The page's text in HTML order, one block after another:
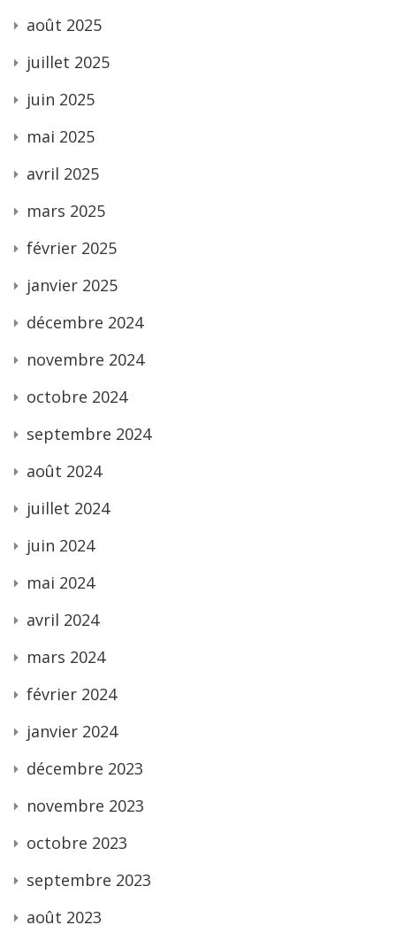
août 2025
juillet 2025
juin 2025
mai 2025
avril 2025
mars 2025
février 2025
janvier 2025
décembre 2024
novembre 2024
octobre 2024
septembre 2024
août 2024
juillet 2024
juin 2024
mai 2024
avril 2024
mars 2024
février 2024
janvier 2024
décembre 2023
novembre 2023
octobre 2023
septembre 2023
août 2023